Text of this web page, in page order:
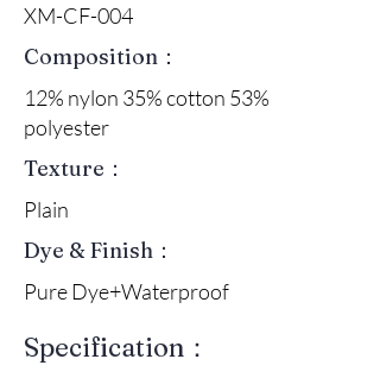
XM-CF-004
Composition：
12% nylon 35% cotton 53%
polyester
Texture：
Plain
Dye & Finish：
Pure Dye+Waterproof
Specification：